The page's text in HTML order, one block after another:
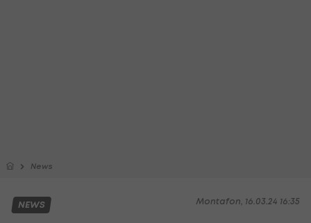
News
Montafon, 16.03.24 16:35
NEWS